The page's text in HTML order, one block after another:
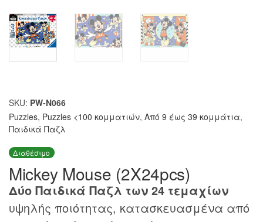
SKU: PW-N066
Puzzles, Puzzles <100 κομματιών, Από 9 έως 39 κομμάτια,
Παιδικά Παζλ
Διαθέσιμο
Mickey Mouse (2X24pcs)
Δύο Παιδικά Παζλ των 24 τεμαχίων
υψηλής ποιότητας, κατασκευασμένα από